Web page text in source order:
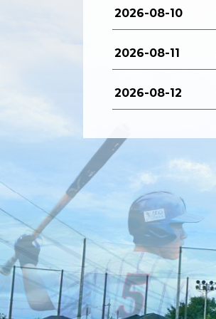
2026-08-10
2026-08-11
2026-08-12